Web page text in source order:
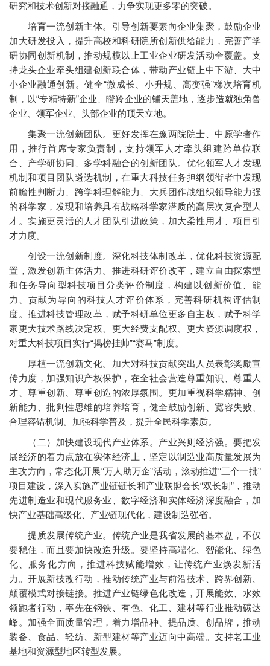
研究和技术创新对接融通，力争实现更多零的突破。
培育一流创新主体。引导创新要素向企业集聚，鼓励企业
加大研发投入，提升高校和科研院所创新供给能力，完善产学
研协同创新机制，推动规模以上工业企业研发活动全覆盖。支
持龙头企业牵头组建创新联合体，带动产业链上中下游、大中
小企业融通创新。健全“微成长、小升规、高变强”梯次培育机
制，以“专精特新”企业、瞪羚企业的铺天盖地，逐步造就独角兽
企业、领军企业、头部企业的顶天立地。
集聚一流创新团队。更好发挥在豫两院院士、中原学者作
用，推行首席专家负责制，支持领军人才牵头组建跨单位联
合、产学研协同、多学科融合的创新团队。优化领军人才发现
机制和项目团队遴选机制，在重大科技任务担纲领衔者中发现
前瞻性判断力、跨学科理解能力、大兵团作战组织领导能力强
的科学家，发现和培养具有战略科学家潜质的高层次复合型人
才。实施更灵活的人才团队引进政策，加大柔性用才、项目引
才力度。
创设一流创新制度。深化科技体制改革，优化科技资源配
置，激发创新主体活力。推进科研评价改革，建立自由探索型
和任务导向型科技项目分类评价制度，构建以创新价值、能
力、贡献为导向的科技人才评价体系，完善科研机构评估制
度。推进科技管理改革，赋予科研单位更多自主权，赋予科学
家更大技术路线决定权、更大经费支配权、更大资源调度权，
对重大科技项目实行“揭榜挂帅”“赛马”制度。
厚植一流创新文化。加大对科技贡献突出人员表彰奖励宣
传力度，加强知识产权保护，在全社会营造尊重知识、尊重人
才、尊重创新、尊重创造的浓厚氛围。更加重视科学精神、创
新能力、批判性思维的培养培育，健全鼓励创新、宽容失败、
合理容错机制。加强科学普及，提升全民科学素质。
（二）加快建设现代产业体系。产业兴则经济强。要把发
展经济的着力点放在实体经济上，坚定以制造业高质量发展为
主攻方向，常态化开展“万人助万企”活动，滚动推进“三个一批”
项目建设，深入实施产业链链长和产业联盟会长“双长制”，推动
先进制造业和现代服务业、数字经济和实体经济深度融合，加
快产业基础高级化、产业链现代化，建设制造强省。
提质发展传统产业。传统产业是我省发展的基本盘，不仅
要稳住，而且要加快改造升级。要坚持高端化、智能化、绿色
化、服务化方向，推进科技赋能增效，让传统产业焕发新活
力。开展新技改行动，推动传统产业与前沿技术、跨界创新、
颠覆模式对接链接。推进产业链绿色化改造，开展能效、水效
领跑者行动，率先在钢铁、有色、化工、建材等行业推动碳达
峰。加强全面质量管理，着力增品种、提品质、创品牌，推动
装备、食品、轻纺、新型建材等产业迈向中高端。支持老工业
基地和资源型地区转型发展。